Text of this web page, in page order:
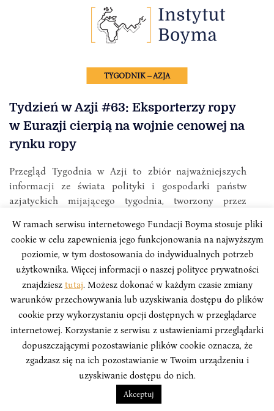
TYGODNIK – AZJA
Tydzień w Azji #63: Eksporterzy ropy
w Eurazji cierpią na wojnie cenowej na
rynku ropy
Przegląd Tygodnia w Azji to zbiór najważniejszych
informacji ze świata polityki i gospodarki państw
azjatyckich mijającego tygodnia, tworzony przez
Towarzystwem Wspierania Przedsiębiorczości.
W ramach serwisu internetowego Fundacji Boyma stosuje pliki
cookie w celu zapewnienia jego funkcjonowania na najwyższym
poziomie, w tym dostosowania do indywidualnych potrzeb
użytkownika. Więcej informacji o naszej polityce prywatności
znajdziesz tutaj. Możesz dokonać w każdym czasie zmiany
warunków przechowywania lub uzyskiwania dostępu do plików
cookie przy wykorzystaniu opcji dostępnych w przeglądarce
internetowej. Korzystanie z serwisu z ustawieniami przeglądarki
dopuszczającymi pozostawianie plików cookie oznacza, że
zgadzasz się na ich pozostawianie w Twoim urządzeniu i
uzyskiwanie dostępu do nich.
Akceptuj